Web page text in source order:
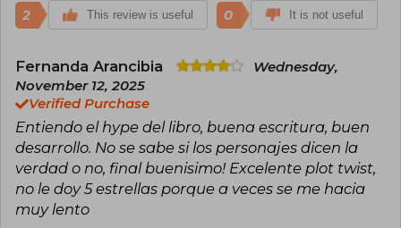
2 This review is useful 0 It is not useful
Fernanda Arancibia
Wednesday,
November 12, 2025
Verified Purchase
Entiendo el hype del libro, buena escritura, buen
desarrollo. No se sabe si los personajes dicen la
verdad o no, final buenisimo! Excelente plot twist,
no le doy 5 estrellas porque a veces se me hacia
muy lento